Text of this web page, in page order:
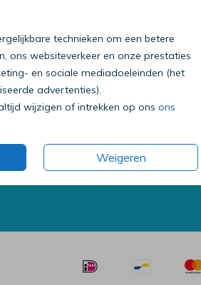
technieken om een betere
ons websiteverkeer en onze prestaties
en sociale mediadoeleinden (het
advertenties).
wijzigen of intrekken op ons ons
Weigeren
tot 18:00 uur